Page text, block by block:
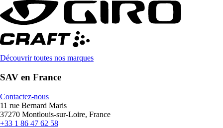
Découvrir toutes nos marques
SAV en France
Contactez-nous
11 rue Bernard Maris
37270 Montlouis-sur-Loire, France
+33 1 86 47 62 58